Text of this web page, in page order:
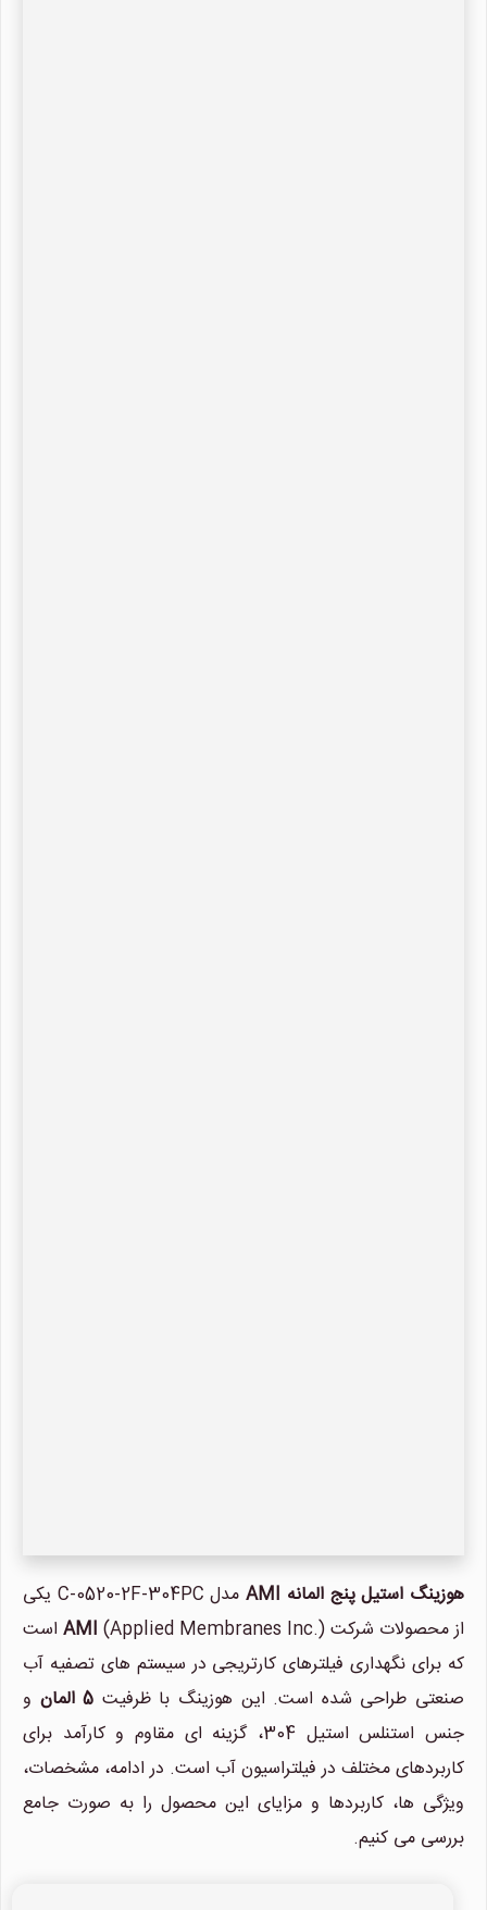
هوزینگ استیل پنج المانه AMI
مدل C-0520-2F-304PC یکی
از محصولات شرکت
AMI (Applied Membranes Inc.) است
که برای نگهداری فیلترهای کارتریجی در سیستم های تصفیه آب
صنعتی طراحی شده است. این هوزینگ با ظرفیت 5 المان
و
جنس استنلس استیل 304، گزینه ای مقاوم و کارآمد برای
کاربردهای مختلف در فیلتراسیون آب است. در ادامه، مشخصات،
ویژگی ها، کاربردها و مزایای این محصول را به صورت جامع
بررسی می کنیم.